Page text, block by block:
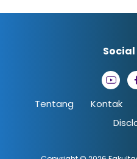
Tentang Kontak